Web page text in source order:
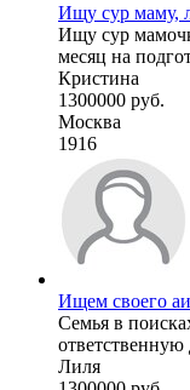
Ищу сур маму,
Ищу сур
месяц на
Кристина
1300000 руб.
Москва
1916
Ищем своего
Семья в
Лиля